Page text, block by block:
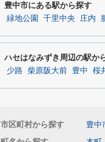
豊中市にある駅から探す
緑地公園 千里中央 庄内
ハセはなみずき周辺の駅か
少路 柴原阪大前 豊中 桜
市区町村から探す 豊中